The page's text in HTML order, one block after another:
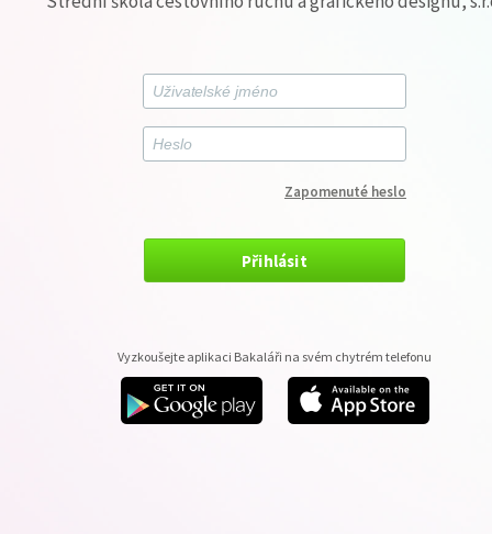
Zapomenuté heslo
Přihlásit
Vyzkoušejte aplikaci Bakaláři na svém chytrém telefonu